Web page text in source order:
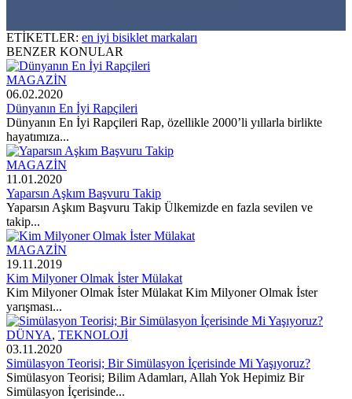
ETİKETLER: en iyi bisiklet markaları
BENZER KONULAR
MAGAZİN
06.02.2020
Dünyanın En İyi Rapçileri
Dünyanın En İyi Rapçileri Rap, özellikle 2000’li yıllarla birlikte
hayatımıza...
MAGAZİN
11.01.2020
Yaparsın Aşkım Başvuru Takip
Yaparsın Aşkım Başvuru Takip Ülkemizde en fazla sevilen ve
takip...
MAGAZİN
19.11.2019
Kim Milyoner Olmak İster Mülakat
Kim Milyoner Olmak İster Mülakat Kim Milyoner Olmak İster
yarışması...
DÜNYA, TEKNOLOJİ
03.11.2020
Simülasyon Teorisi; Bir Simülasyon İçerisinde Mi Yaşıyoruz?
Simülasyon Teorisi; Bilim Adamları, Allah Yok Hepimiz Bir
Simülasyon İçerisinde...